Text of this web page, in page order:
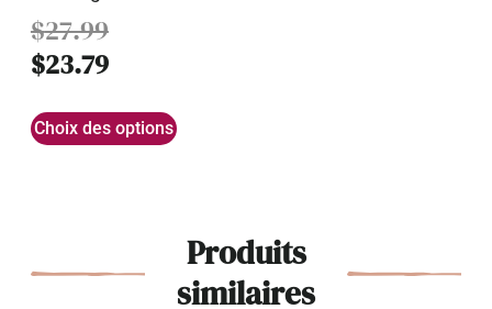
$27.99
$23.79
Choix des options
Produits
similaires